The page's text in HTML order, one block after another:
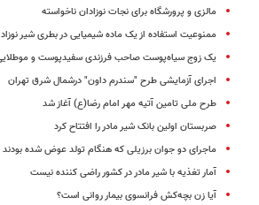
مالزی و پرورشگاه برای نجات نوزادان ناخواسته
ممنوعیت استفاده از یک ماده شیمیایی در بطری شیر
یک زوج سیاه‌پوست صاحب فرزندی سفیدپوست و
اجرای آزمایشی طرح "سندرم داون" درشمال شرق تهران
طرح ملی تامین آتیه مهر امام رضا(ع) آغاز شد
صربستان اولین بانک شیر مادر را افتتاح کرد
ماجرای دو جوان برزیلی که هنگام تولد عوض شده بودند
آمار تغذیه با شیر مادر در کشور راضی کننده نیست
آیا زن بچه‌کش فرانسوی بیمار روانی است؟